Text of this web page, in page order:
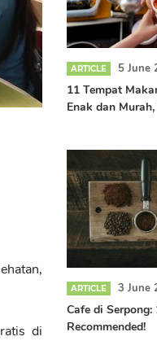
Pemeriksaan
di
ARTICLE 5 June
11 Tempat
Enak dan
ARTICLE 3 June
Cafe di
Recommended!